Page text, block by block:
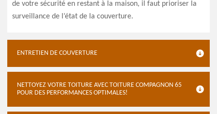
de votre sécurité en restant à la maison, il faut prioriser la
surveillance de l’état de la couverture.
ENTRETIEN DE COUVERTURE
NETTOYEZ VOTRE TOITURE AVEC TOITURE COMPAGNON 65
POUR DES PERFORMANCES OPTIMALES!